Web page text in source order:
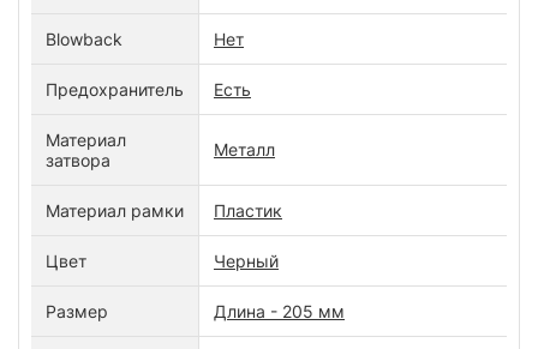
Blowback Нет
Предохранитель Есть
Материал
затвора
Металл
Материал рамки Пластик
Цвет Черный
Размер Длина - 205 мм